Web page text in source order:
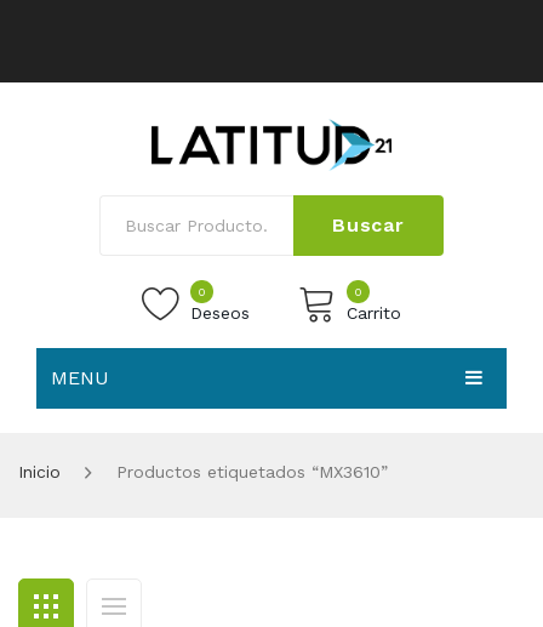
Buscar
0
Deseos
0
Carrito
MENU
BLOG
Inicio Productos etiquetados “MX3610”